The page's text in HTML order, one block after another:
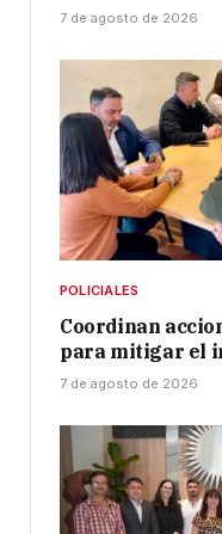
7 de agosto de 2026
POLICIALES
Coordinan
para mitigar el
7 de agosto de 2026